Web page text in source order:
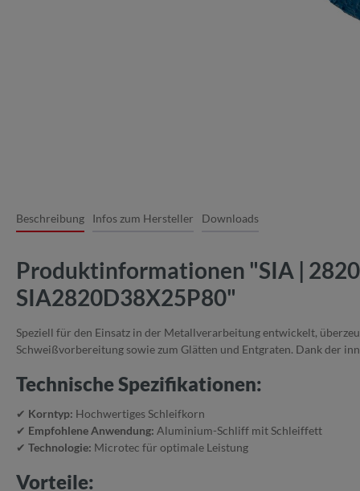
Beschreibung Infos zum Hersteller Downloads
Produktinformationen "SIA | 2820
SIA2820D38X25P80"
Speziell für den Einsatz in der Metallverarbeitung entwickelt,
Schweißvorbereitung sowie zum Glätten und Entgraten. Dank der
Technische Spezifikationen:
✔ Korntyp: Hochwertiges Schleifkorn
✔ Empfohlene Anwendung: Aluminium-Schliff mit Schleiffett
✔ Technologie: Microtec für optimale Leistung
Vorteile: